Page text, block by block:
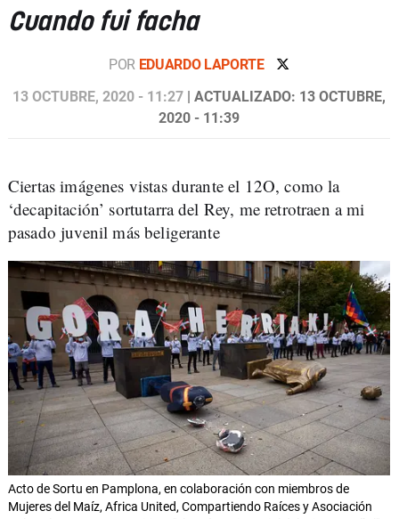
Cuando fui facha
POR EDUARDO LAPORTE
13 OCTUBRE, 2020 - 11:27 | ACTUALIZADO: 13 OCTUBRE,
2020 - 11:39
Ciertas imágenes vistas durante el 12O, como la
‘decapitación’ sortutarra del Rey, me retrotraen a mi
pasado juvenil más beligerante
Acto de Sortu en Pamplona, en colaboración con miembros de
Mujeres del Maíz, Africa United, Compartiendo Raíces y Asociación